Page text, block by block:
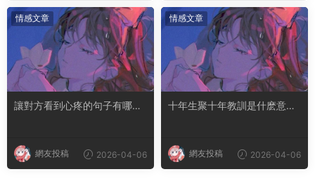
情感文章
讓對方看到心疼的句子有哪
網友投稿 2026-04-06
情感文章
十年生聚十年教訓是什麽意思
網友投稿 2026-04-06